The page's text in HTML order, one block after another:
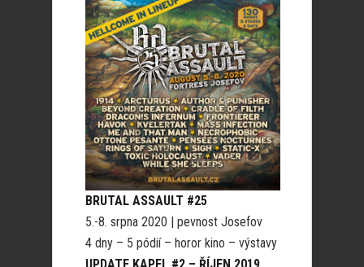
BRUTAL ASSAULT #25
5.-8. srpna 2020 | pevnost Josefov
4 dny – 5 pódií – horor kino – výstavy